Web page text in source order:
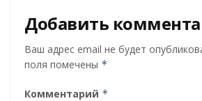
Добавить
Ваш адрес email не будет
поля помечены *
Комментарий *